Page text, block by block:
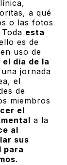
a qué
o las fotos
esta
es de
uso de
día de la
jornada
el
de
miembros
el
a la
al
sus
para
.